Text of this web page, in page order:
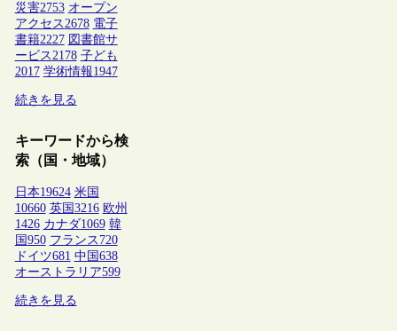
災害2753 オープン
アクセス2678 電子
書籍2227 図書館サ
ービス2178 子ども
2017 学術情報1947
続きを見る
キーワードから検
索（国・地域）
日本19624 米国
10660 英国 3216 欧州
1426 カナダ1069 韓
国 950 フランス 720
ドイツ681 中国 638
オーストラリア599
続きを見る